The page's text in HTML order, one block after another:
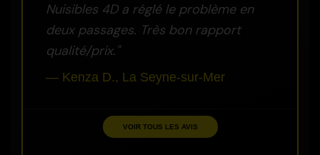
Nuisibles 4D a réglé le problème en
deux passages. Très bon rapport
qualité/prix."
— Kenza D., La Seyne-sur-Mer
VOIR TOUS LES AVIS